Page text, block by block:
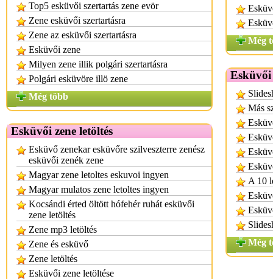
Top5 esküvői szertartás zene evör
Zene esküvői szertartásra
Zene az esküvői szertartásra
Esküvői zene
Milyen zene illik polgári szertartásra
Polgári esküvöre illö zene
Még több
Esküvői zene letöltés
Esküvő zenekar esküvőre szilveszterre zenész
esküvői zenék zene
Magyar zene letoltes eskuvoi ingyen
Magyar mulatos zene letoltes ingyen
Kocsándi érted öltött hófehér ruhát esküvői
zene letöltés
Zene mp3 letöltés
Zene és esküvő
Zene letöltés
Esküvői zene letöltése
Még
Esküvői
Más
A 10
Még